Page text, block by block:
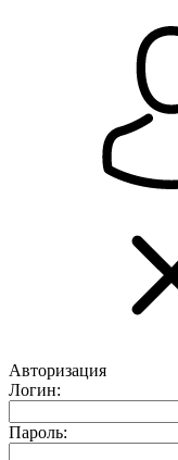
Авторизация
Логин:
Пароль: